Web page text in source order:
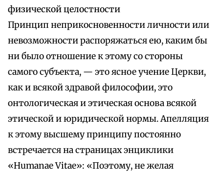
физической целостности
Принцип неприкосновенности личности или
невозможности распоряжаться ею, каким бы
ни было отношение к этому со стороны
самого субъекта, — это ясное учение Церкви,
как и всякой здравой философии, это
онтологическая и этическая основа всякой
этической и юридической нормы. Апелляция
к этому высшему принципу постоянно
встречается на страницах энциклики
«Humanae Vitae»: «Поэтому, не желая